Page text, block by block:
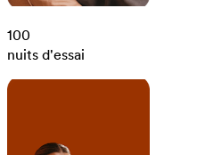
100
nuits d'essai